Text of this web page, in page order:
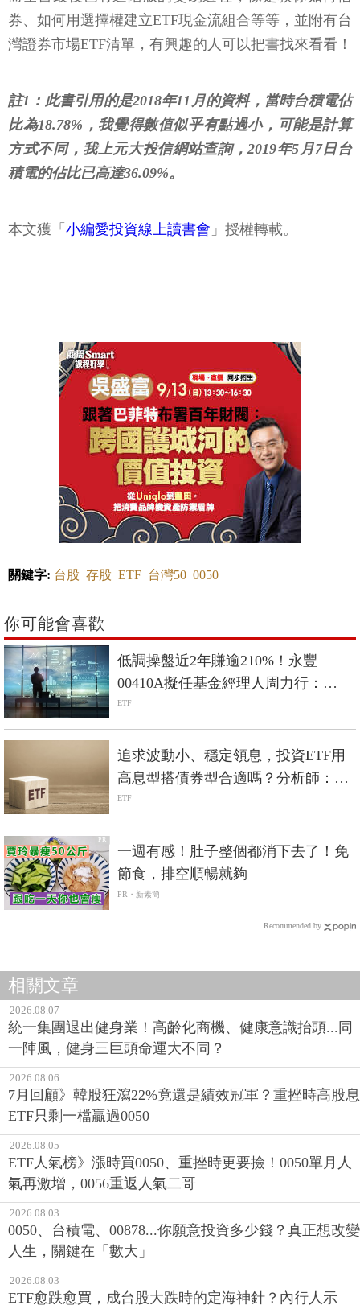
券、如何用選擇權建立ETF現金流組合等等，並附有台
灣證券市場ETF清單，有興趣的人可以把書找來看看！
註1：此書引用的是2018年11月的資料，當時台積電佔
比為18.78%，我覺得數值似乎有點過小，可能是計算
方式不同，我上元大投信網站查詢，2019年5月7日台
積電的佔比已高達36.09%。
本文獲「 小編愛投資線上讀書會 」授權轉載。
關鍵字: 台股 存股 ETF 台灣50 0050
你可能會喜歡
低調操盤近2年賺逾210%！永豐
00410A擬任基金經理人周力行：
「我只買，連自己都想抱的公司。」
ETF
追求波動小、穩定領息，投資ETF用
高息型搭債券型合適嗎？分析師：先
考量這3點
ETF
PR
一週有感！肚子整個都消下去了！免
節食，排空順暢就夠
PR・新素簡
Recommended by
相關文章
2026.08.07
統一集團退出健身業！高齡化商機、健康意識抬頭...同
一陣風，健身三巨頭命運大不同？
2026.08.06
7月回顧》韓股狂瀉22%竟還是績效冠軍？重挫時高股息
ETF只剩一檔贏過0050
2026.08.05
ETF人氣榜》漲時買0050、重挫時更要撿！0050單月人
氣再激增，0056重返人氣二哥
2026.08.03
0050、台積電、00878...你願意投資多少錢？真正想改變
人生，關鍵在「數大」
2026.08.03
ETF愈跌愈買，成台股大跌時的定海神針？內行人示